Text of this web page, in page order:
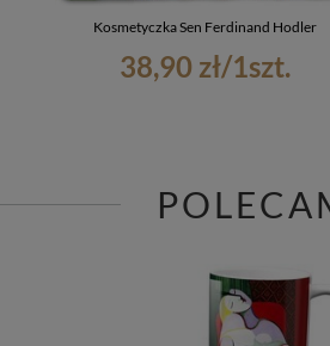
Kosmetyczka Sen Ferdinand Hodler
38,90 zł/1szt.